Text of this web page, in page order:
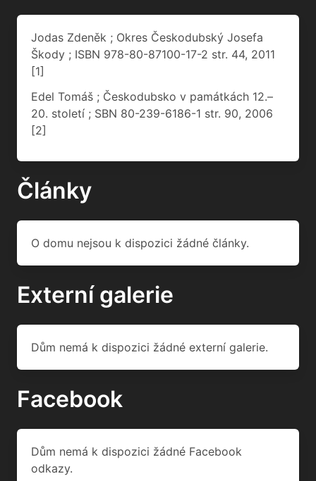
Jodas Zdeněk ; Okres Českodubský Josefa
Škody ; ISBN 978-80-87100-17-2 str. 44, 2011
[1]
Edel Tomáš ; Českodubsko v památkách 12.–
20. století ; SBN 80-239-6186-1 str. 90, 2006
[2]
Články
O domu nejsou k dispozici žádné články.
Externí galerie
Dům nemá k dispozici žádné externí galerie.
Facebook
Dům nemá k dispozici žádné Facebook
odkazy.